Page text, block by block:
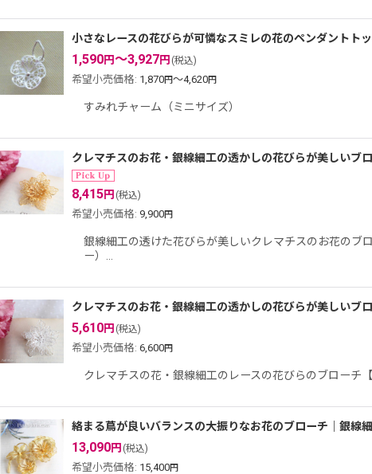
小さなレースの花びらが可憐なスミレの花のペンダントト
1,590円～3,927円 (税込)
希望小売価格: 1,870円～4,620円
すみれチャーム（ミニサイズ）
クレマチスのお花・銀線細工の透かしの花びらが美しいブ
8,415円 (税込)
希望小売価格: 9,900円
銀線細工の透けた花びらが美しいクレマチスのお花のブ
ー）…
クレマチスのお花・銀線細工の透かしの花びらが美しい
5,610円 (税込)
希望小売価格: 6,600円
クレマチスの花・銀線細工のレースの花びらのブローチ
絡まる蔦が良いバランスの大振りなお花のブローチ｜銀線
13,090円 (税込)
希望小売価格: 15,400円